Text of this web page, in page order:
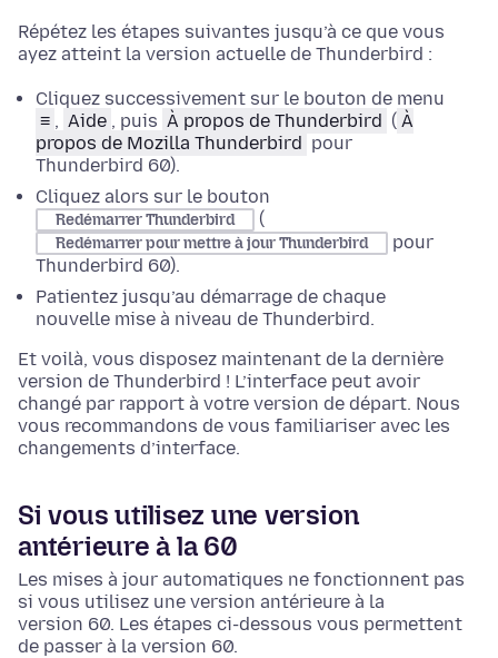
Répétez les étapes suivantes jusqu’à ce que vous
ayez atteint la version actuelle de Thunderbird :
Cliquez successivement sur le bouton de menu
≡ , Aide , puis À propos de Thunderbird ( À
propos de Mozilla Thunderbird pour
Thunderbird 60).
Cliquez alors sur le bouton
Redémarrer Thunderbird (
Redémarrer pour mettre à jour Thunderbird
pour
Thunderbird 60).
Patientez jusqu’au démarrage de chaque
nouvelle mise à niveau de Thunderbird.
Et voilà, vous disposez maintenant de la dernière
version de Thunderbird ! L’interface peut avoir
changé par rapport à votre version de départ. Nous
vous recommandons de vous familiariser avec les
changements d’interface.
Si vous utilisez une version
antérieure à la 60
Les mises à jour automatiques ne fonctionnent pas
si vous utilisez une version antérieure à la
version 60. Les étapes ci-dessous vous permettent
de passer à la version 60.